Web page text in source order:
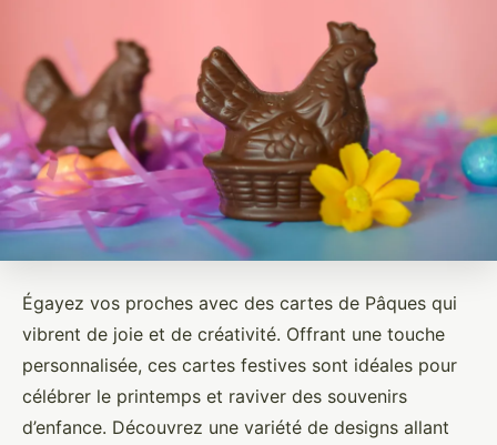
Égayez vos proches avec des cartes de Pâques qui
vibrent de joie et de créativité. Offrant une touche
personnalisée, ces cartes festives sont idéales pour
célébrer le printemps et raviver des souvenirs
d’enfance. Découvrez une variété de designs allant